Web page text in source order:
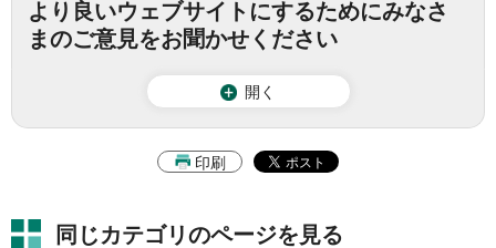
より良いウェブサイトにするためにみなさ
まのご意見をお聞かせください
開く
印刷
同じカテゴリのページを見る